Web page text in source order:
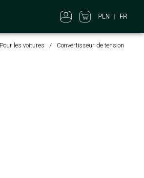
PLN FR
Pour les voitures Convertisseur de tension